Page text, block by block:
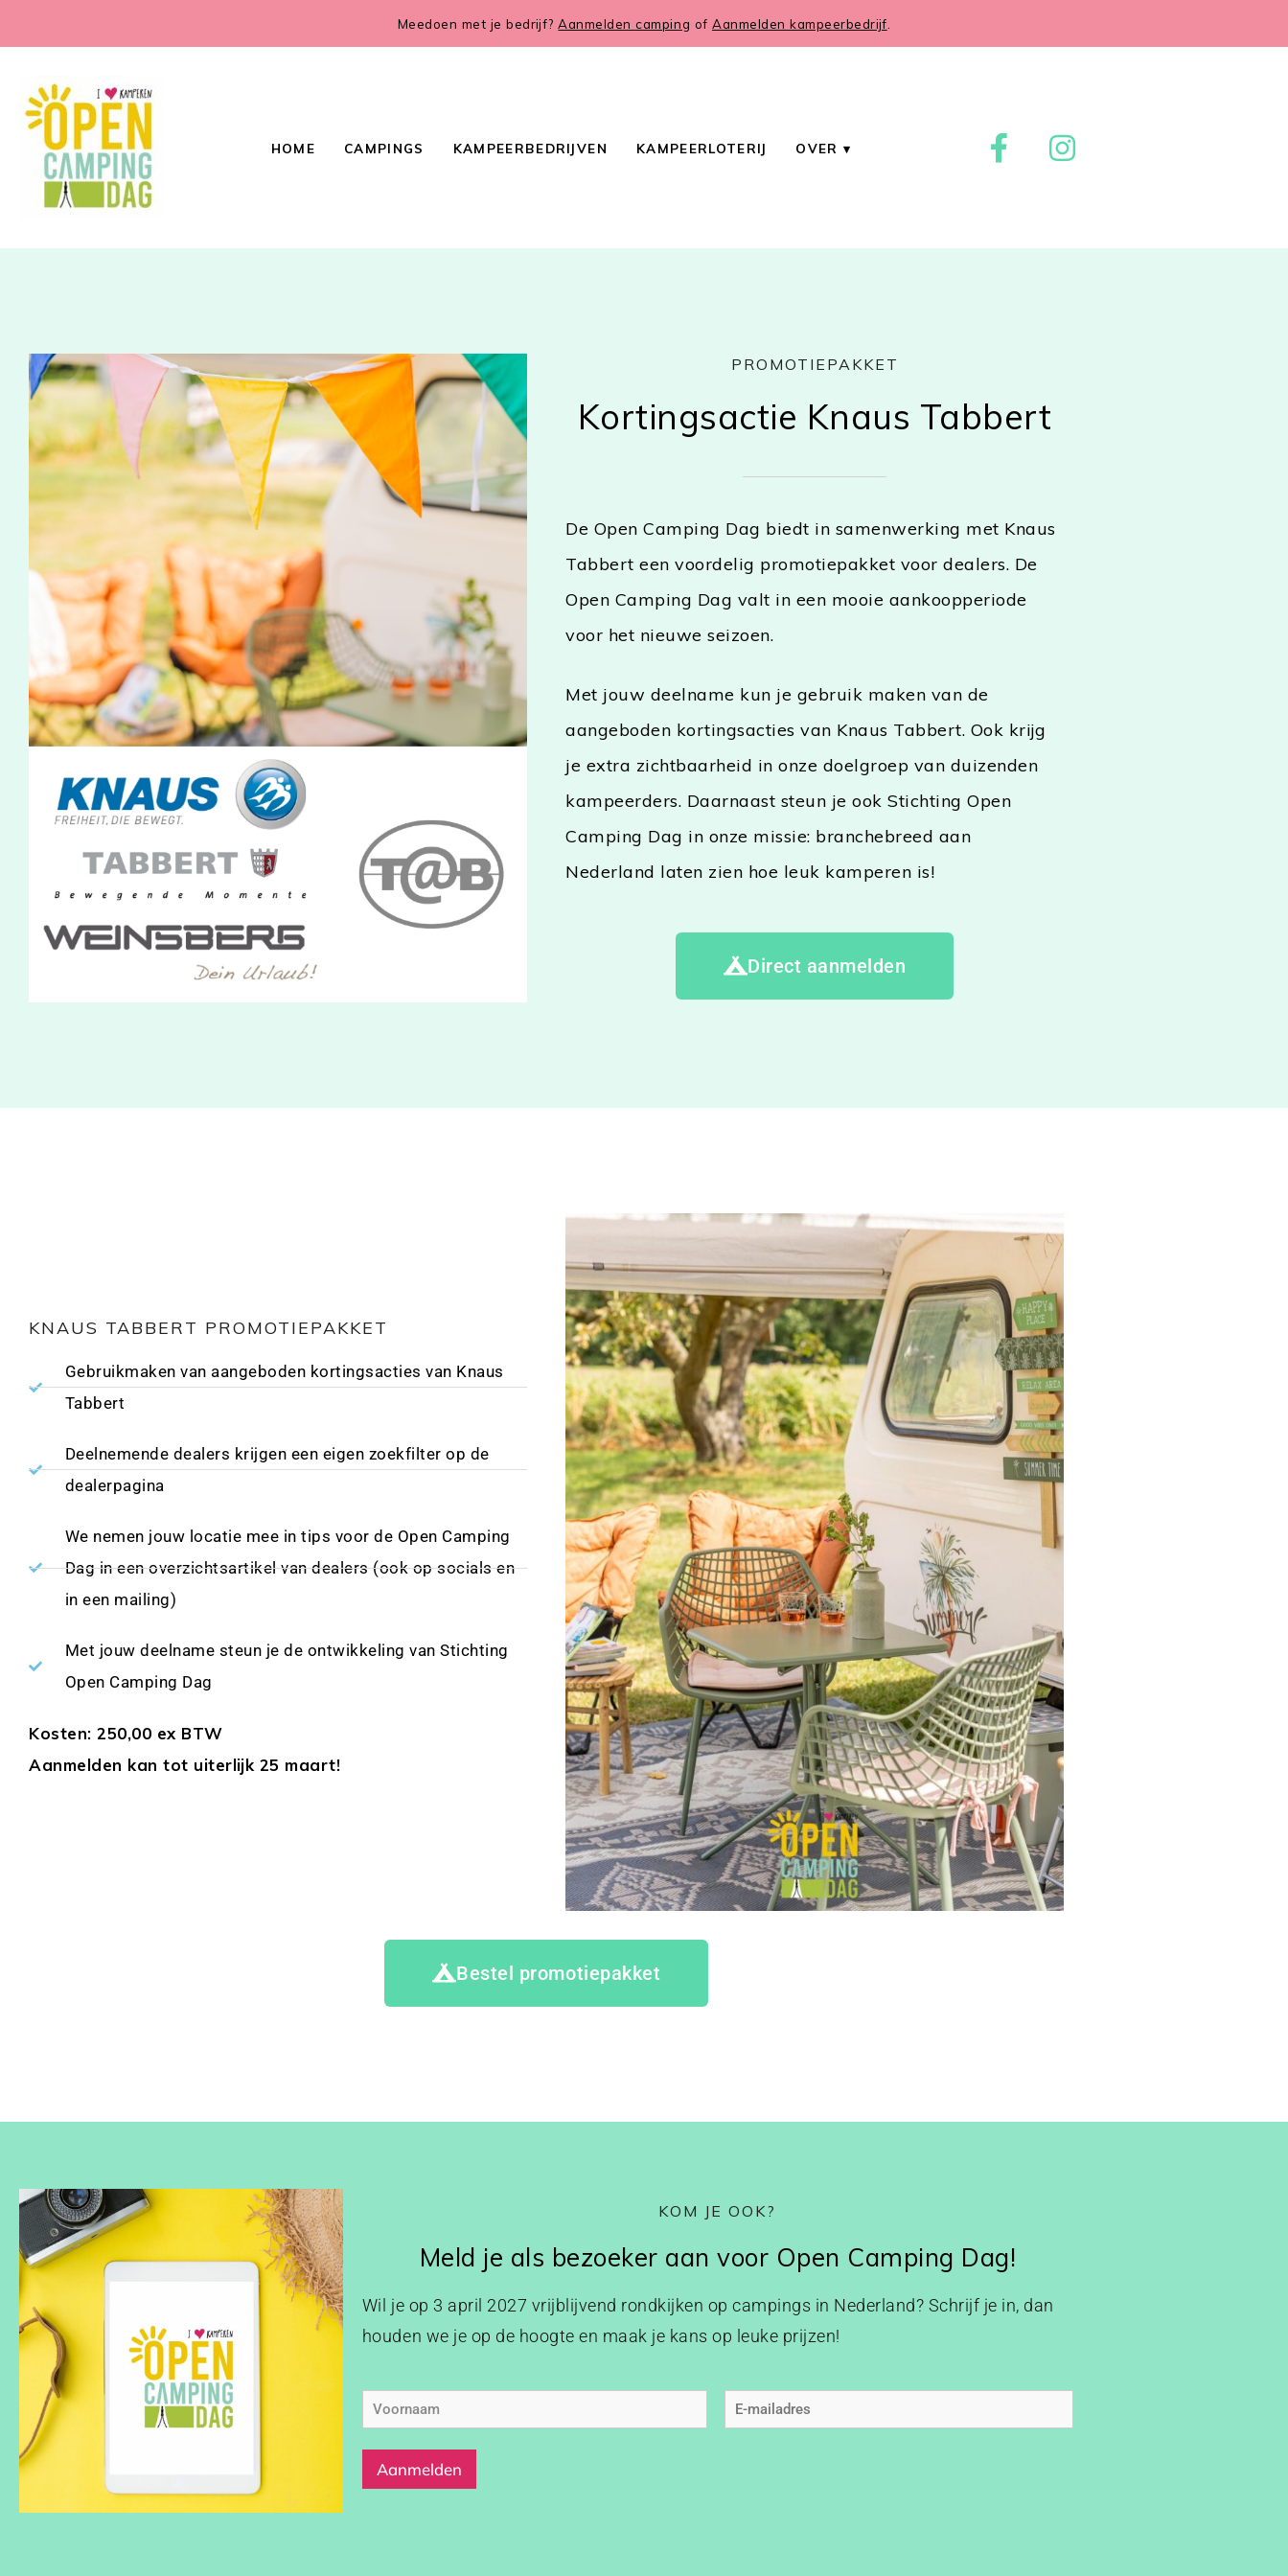
Meedoen met je bedrijf?Aanmelden camping ofAanmelden kampeerbedrijf
HOME CAMPINGS KAMPEERBEDRIJVEN KAMPEERLOTERIJ OVER
PROMOTIEPAKKET
Kortingsactie Knaus Tabbert
De Open Camping Dag biedt in samenwerking met Knaus
Tabbert een voordelig promotiepakket voor dealers. De
Open Camping Dag valt in een mooie aankoopperiode
voor het nieuwe seizoen.
Met jouw deelname kun je gebruik maken van de
aangeboden kortingsacties van Knaus Tabbert. Ook krijg
je extra zichtbaarheid in onze doelgroep van duizenden
kampeerders. Daarnaast steun je ook Stichting Open
Camping Dag in onze missie: branchebreed aan
Nederland laten zien hoe leuk kamperen is!
Direct aanmelden
KNAUS TABBERT PROMOTIEPAKKET
Gebruikmaken van aangeboden kortingsacties van Knaus
Tabbert
Deelnemende dealers krijgen een eigen zoekfilter op de
dealerpagina
We nemen jouw locatie mee in tips voor de Open Camping
Dag in een overzichtsartikel van dealers (ook op socials en
in een mailing)
Met jouw deelname steun je de ontwikkeling van Stichting
Open Camping Dag
Kosten: 250,00 ex BTW
Aanmelden kan tot uiterlijk 25 maart!
Bestel promotiepakket
KOM JE OOK?
Meld je als bezoeker aan voor Open Camping Dag!
Wil je op 3 april 2027 vrijblijvend rondkijken op campings in Nederland? Schrijf je in, dan
houden we je op de hoogte en maak je kans op leuke prijzen!
Voornaam
E-